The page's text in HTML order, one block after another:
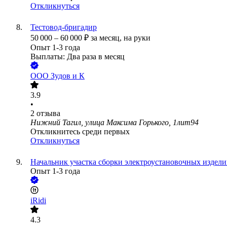
Откликнуться
Тестовод-бригадир
50 000 – 60 000 ₽ за месяц, на руки
Опыт 1-3 года
Выплаты: Два раза в месяц
ООО Зудов и К
3.9
•
2 отзыва
Нижний Тагил, улица Максима Горького, 1лит94
Откликнитесь среди первых
Откликнуться
Начальник участка сборки электроустановочных
Опыт 1-3 года
iRidi
4.3